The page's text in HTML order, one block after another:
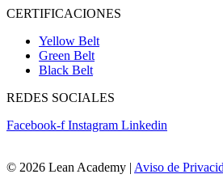
CERTIFICACIONES
Yellow Belt
Green Belt
Black Belt
REDES SOCIALES
Facebook-f Instagram Linkedin
© 2026 Lean Academy | Aviso de